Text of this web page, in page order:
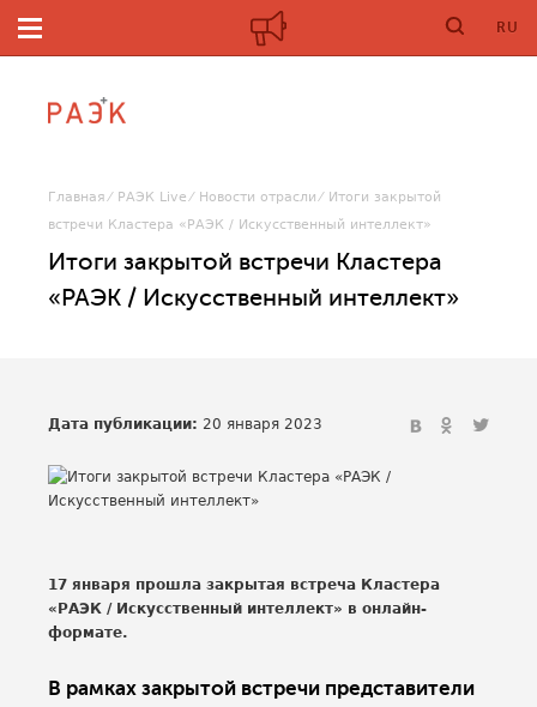
RU
Главная РАЭК Live Новости отрасли
Итоги закрытой
встречи Кластера «РАЭК / Искусственный интеллект»
Итоги закрытой встречи Кластера
«РАЭК / Искусственный интеллект»
Дата публикации: 20 января 2023
17 января прошла закрытая встреча Кластера
«РАЭК / Искусственный интеллект» в онлайн-
формате.
В рамках закрытой встречи представители